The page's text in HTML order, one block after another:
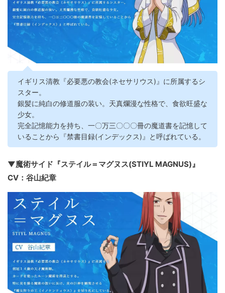
イギリス清教『必要悪の教会(ネセサリウス)』に所属するシ
スター。
銀髪に純白の修道服の装い。天真爛漫な性格で、食欲旺盛な
少女。
完全記憶能力を持ち、一〇万三〇〇〇冊の魔道書を記憶して
いることから『禁書目録(インデックス)』と呼ばれている。
▼魔術サイド『ステイル＝マグヌス(STIYL MAGNUS)』
CV：谷山紀章